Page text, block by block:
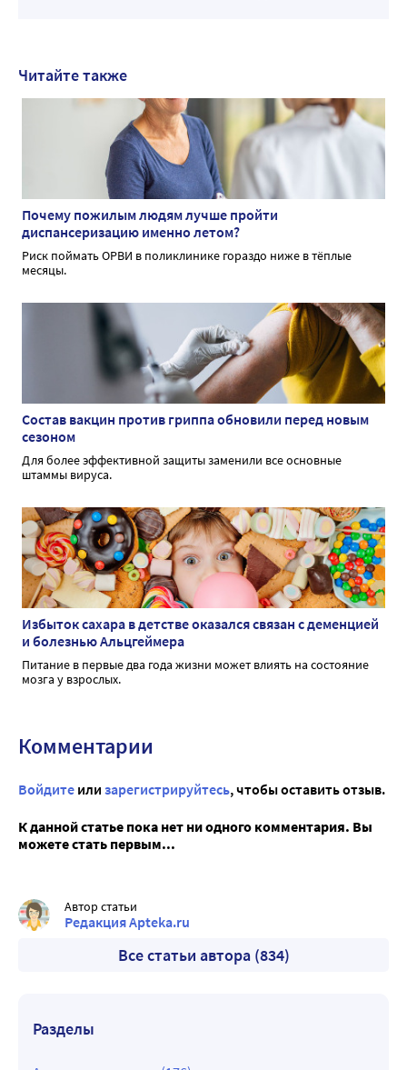
Читайте также
Почему пожилым людям лучше пройти
диспансеризацию именно летом?
Риск поймать ОРВИ в поликлинике гораздо ниже в тёплые
месяцы.
Состав вакцин против гриппа обновили перед новым
сезоном
Для более эффективной защиты заменили все основные
штаммы вируса.
Избыток сахара в детстве оказался связан с деменцией
и болезнью Альцгеймера
Питание в первые два года жизни может влиять на состояние
мозга у взрослых.
Комментарии
Войдите или зарегистрируйтесь, чтобы оставить отзыв.
К данной статье пока нет ни одного комментария. Вы
можете стать первым...
Автор статьи
Редакция Apteka.ru
Все статьи автора (834)
Разделы